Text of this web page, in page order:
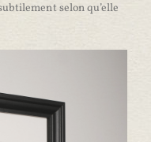
selon qu’elle